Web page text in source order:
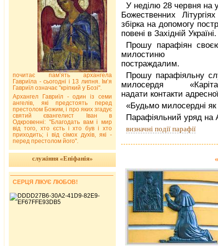
У неділю 28 червня на
Божественних
збірка на допомогу
повені в Західній Україні.
Прошу парафіян
милостиню
постраждалим.
Прошу парафіяльну
милосердя
надати контакти
«Будьмо милосердні
Парафіяльний уряд на
визначні події парафії
почитає пам’ять архангела
Гавриїла - сьогодні і 13 липня. Ім’я
Гавриїл означає "кріпкий у Бозі".
Архангел Гавриїл - один із семи
ангелів, які предстоять перед
престолом Божим, і про яких згадує
святий євангелист Іван в
Одкровенні: "Благодать вам і мир
від того, хто єсть і хто був і хто
приходить; і від сімох духів, які -
перед престолом його".
служіння «Епіфанія»
СЕРЦЯ ЛІКУЄ ЛЮБОВ!